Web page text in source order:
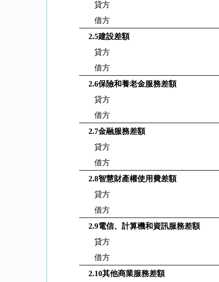
貸方
借方
2.5建設差額
貸方
借方
2.6保險和養老金服務差額
貸方
借方
2.7金融服務差額
貸方
借方
2.8智慧財產權使用費差額
貸方
借方
2.9電信、計算機和資訊服務差額
貸方
借方
2.10其他商業服務差額